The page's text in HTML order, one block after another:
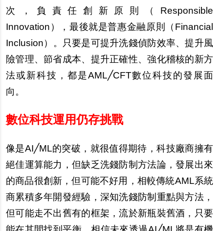
次，負責任創新原則（Responsible
Innovation），最後就是普惠金融原則（Financial
Inclusion）。只要是可提升洗錢偵防效率、提升風
險管理、節省成本、提升正確性、強化稽核的新方
法或新科技，都是AML╱CFT數位科技的發展面
向。
數位科技運用仍存挑戰
像是AI╱ML的突破，就很值得期待，科技廠商擁有
絕佳運算能力，但缺乏洗錢防制方法論，發展出來
的商品很創新，但可能不好用，相較傳統AML系統
商累積多年開發經驗，深知洗錢防制重點與方法，
但可能走不出舊有的框架，流於新瓶裝舊酒，只要